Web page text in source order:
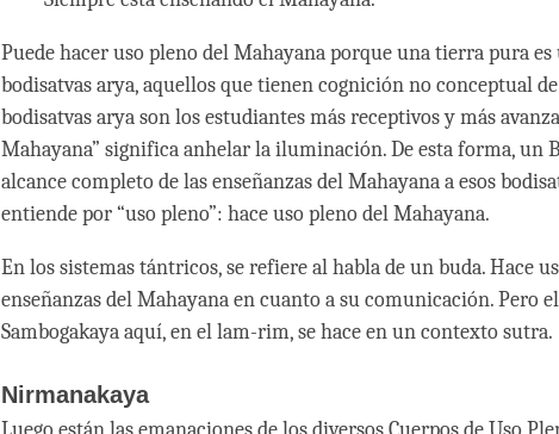
Puede hacer uso pleno del Mahayana porque una tierra pura
bodisatvas arya, aquellos que tienen cognición no conceptual
bodisatvas arya son los estudiantes más receptivos y más
Mahayana” significa anhelar la iluminación. De esta forma, un
alcance completo de las enseñanzas del Mahayana a esos
entiende por “uso pleno”: hace uso pleno del Mahayana.
En los sistemas tántricos, se refiere al habla de un buda. Hace
enseñanzas del Mahayana en cuanto a su comunicación. Pero
Sambogakaya aquí, en el lam-rim, se hace en un contexto sutra.
Nirmanakaya